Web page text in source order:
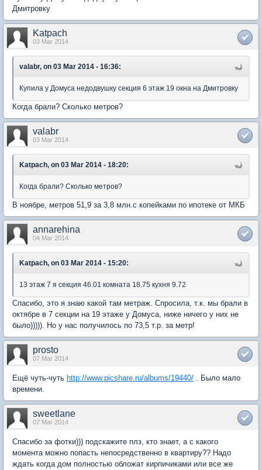
Дмитровку
Katpach
03 Mar 2014
valabr, on 03 Mar 2014 - 16:36:
Купила у Домуса недодвушку секция 6 этаж 19 окна на Дмитровку
Когда брали? Сколько метров?
valabr
03 Mar 2014
Katpach, on 03 Mar 2014 - 18:20:
Когда брали? Сколько метров?
В ноябре, метров 51,9 за 3,8 млн.с копейками по ипотеке от МКБ
annarehina
04 Mar 2014
Katpach, on 03 Mar 2014 - 15:20:
13 этаж 7 я секция 46.01 комната 18.75 кухня 9.72
Спасибо, это я знаю какой там метраж. Спросила, т.к. мы брали в
октябре в 7 секции на 19 этаже у Домуса, ниже ничего у них не
было))))). Но у нас получилось по 73,5 т.р. за метр!
prosto
07 Mar 2014
Ещё чуть-чуть http://www.picshare.ru/albums/19440/ . Было мало
времени.
sweetlane
07 Mar 2014
Спасибо за фотки))) подскажите плз, кто знает, а с какого
момента можно попасть непосредственно в квартиру?? Надо
ждать когда дом полностью обложат кирпичиками или все же